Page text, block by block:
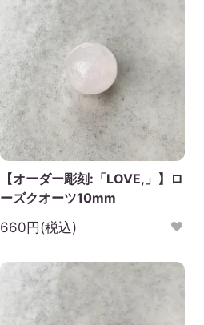
【オーダー彫刻:「LOVE,」】ロ
ーズクオーツ10mm
660円(税込)